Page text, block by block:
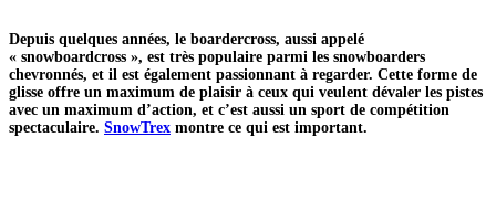
Depuis quelques années, le boardercross, aussi appelé
« snowboardcross », est très populaire parmi les snowboarders
chevronnés, et il est également passionnant à regarder. Cette forme de
glisse offre un maximum de plaisir à ceux qui veulent dévaler les pistes
avec un maximum d’action, et c’est aussi un sport de compétition
spectaculaire. SnowTrex montre ce qui est important.